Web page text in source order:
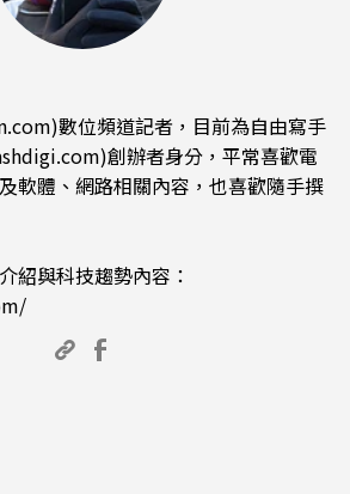
數位頻道記者，目前為自由寫手
創辦者身分，平常喜歡電
軟體、網路相關內容，也喜歡隨手撰
紹與科技趨勢內容：